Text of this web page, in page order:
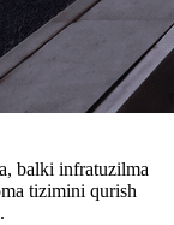
balki infratuzilma
tizimini qurish